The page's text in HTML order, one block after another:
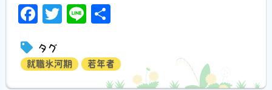
Facebook
Twitter
Line
タグ
就職氷河期 若年者